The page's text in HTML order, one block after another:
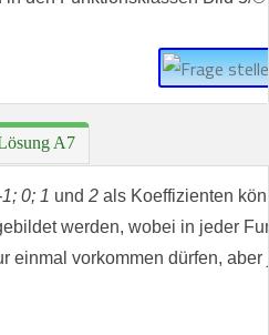
A7
0; 1 und 2 als Koeffizienten
werden, wobei in jeder
einmal vorkommen dürfen,